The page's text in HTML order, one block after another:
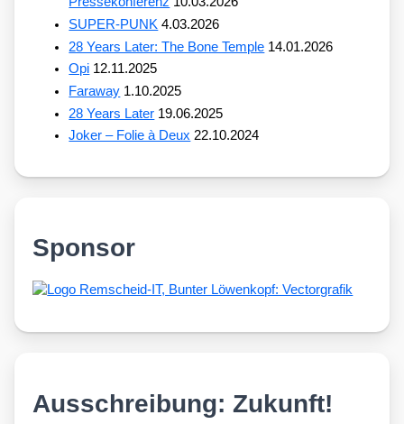
SUPER-PUNK 4.03.2026
28 Years Later: The Bone Temple 14.01.2026
Opi 12.11.2025
Faraway 1.10.2025
28 Years Later 19.06.2025
Joker – Folie à Deux 22.10.2024
Sponsor
Ausschreibung: Zukunft!